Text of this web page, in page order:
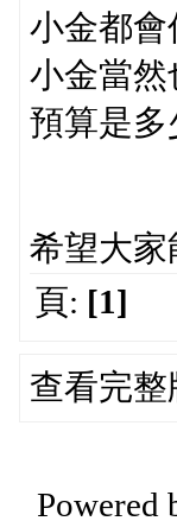
小金都會
小金當然
預算是多
希望大家
頁: [1]
查看完整
Powered